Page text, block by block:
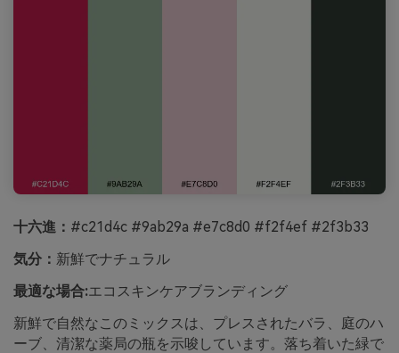
十六進： #c21d4c #9ab29a #e7c8d0 #f2f4ef #2f3b33
気分： 新鮮でナチュラル
最適な場合:エコスキンケアブランディング
新鮮で自然なこのミックスは、プレスされたバラ、庭のハ
ーブ、清潔な薬局の瓶を示唆しています。落ち着いた緑で